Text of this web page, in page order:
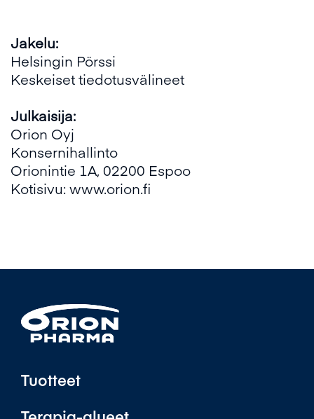
Jakelu:
Helsingin Pörssi
Keskeiset tiedotusvälineet
Julkaisija:
Orion Oyj
Konsernihallinto
Orionintie 1A, 02200 Espoo
Kotisivu:www.orion.fi
Tuotteet